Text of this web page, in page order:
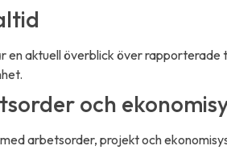
aktuell överblick över rapporterade
och
arbetsorder, projekt och